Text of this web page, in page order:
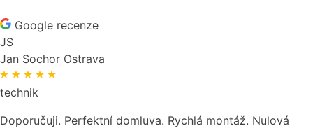
Google recenze
JS
Jan Sochor Ostrava
technik
Doporučuji. Perfektní domluva. Rychlá montáž. Nulová